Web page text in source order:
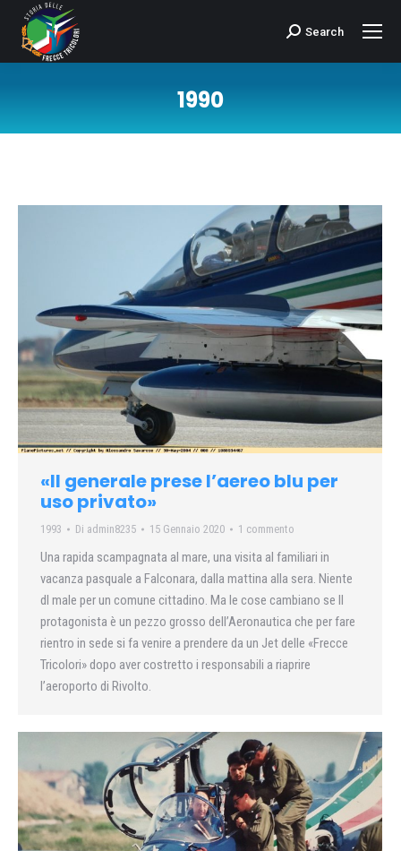
Cerca:Search
1990
«Il generale prese l’aereo blu per
uso privato»
1993 Di admin8235 15 Gennaio 2020 1 commento
Una rapida scampagnata al mare, una visita al familiari in
vacanza pasquale a Falconara, dalla mattina alla sera. Niente
dl male per un comune cittadino. Ma le cose cambiano se Il
protagonista è un pezzo grosso dell’Aeronautica che per fare
rientro in sede si fa venire a prendere da un Jet delle «Frecce
Tricolori» dopo aver costretto i responsabili a riaprire
l’aeroporto di Rivolto.